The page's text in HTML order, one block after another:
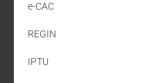
e-CAC
REGIN
IPTU